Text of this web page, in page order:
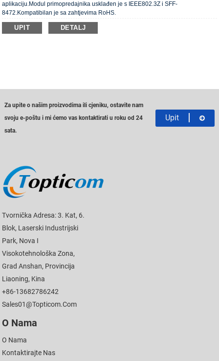
aplikaciju.Modul primopredajnika usklađen je s IEEE802.3Z i SFF-
8472.Kompatibilan je sa zahtjevima RoHS.
UPIT DETALJ
Za upite o našim proizvodima ili cjeniku, ostavite nam
svoju e-poštu i mi ćemo vas kontaktirati u roku od 24
sata.
Upit
Tvornička Adresa: 3. Kat, 6.
Blok, Laserski Industrijski
Park, Nova I
Visokotehnološka Zona,
Grad Anshan, Provincija
Liaoning, Kina
+86-13682786242
Sales01@topticom.com
O Nama
O Nama
Kontaktirajte Nas